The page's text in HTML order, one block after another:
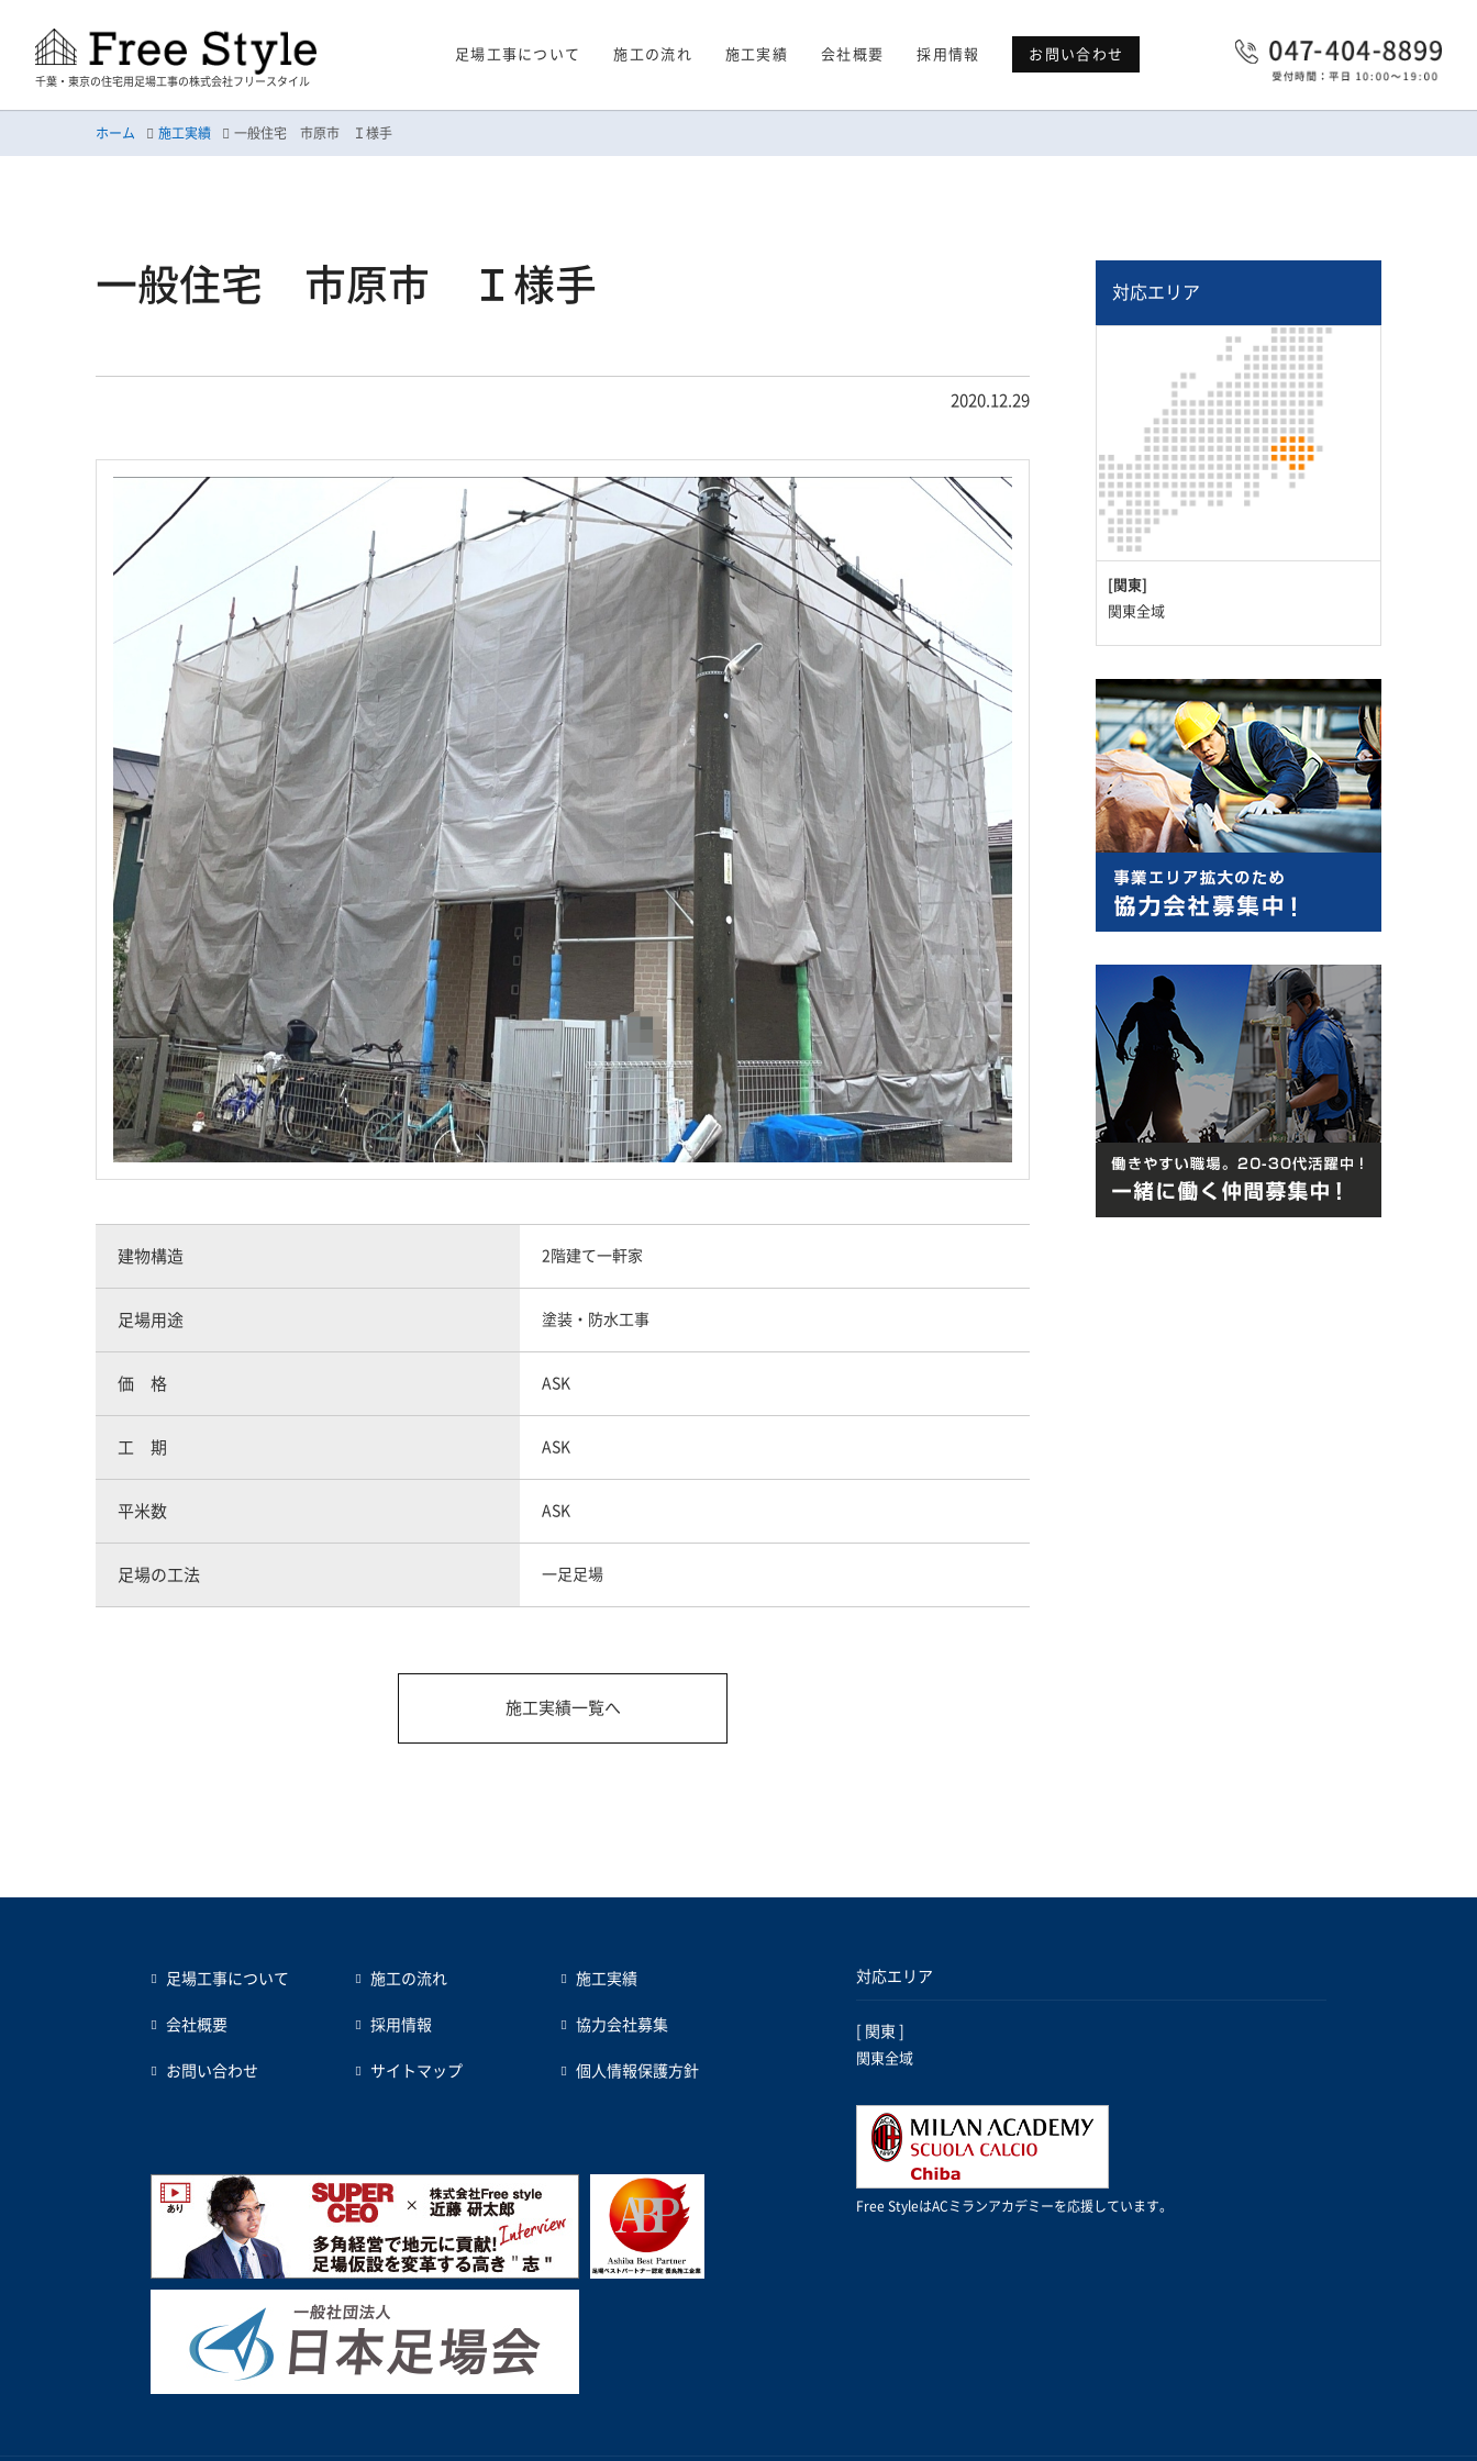
千葉・東京の住宅用足場工事の株式会社フリースタイル
足場工事について 施工の流れ 施工実績 会社概要 採用情報 お問い合わせ
ホーム 施工実績 一般住宅 市原市 Ｉ様手
一般住宅 市原市 Ｉ様手
2020.12.29
建物構造 2階建て一軒家
足場用途 塗装・防水工事
価 格 ASK
工 期 ASK
平米数 ASK
足場の工法 一足足場
施工実績一覧へ
対応エリア
[関東]
関東全域
足場工事について 施工の流れ 施工実績
会社概要 採用情報 協力会社募集
お問い合わせ サイトマップ 個人情報保護方針
対応エリア
[ 関東 ]
関東全域
Free StyleはACミランアカデミーを応援しています。